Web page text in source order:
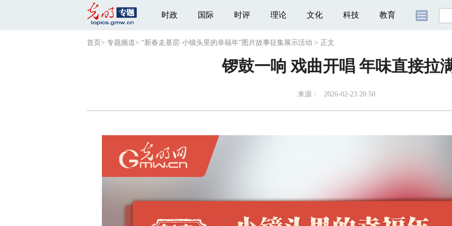
时政 国际 时评 理论 文化 科技 教育
首页 > 专题频道> “新春走基层·小镜头里的幸福年”图片故事征集展示活动 > 正文
锣鼓一响 戏曲开唱 年味直接拉
来源： 2026-02-23 20:50